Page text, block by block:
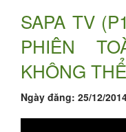
SAPA TV
PHIÊN
KHÔNG
Ngày đăng: 25/12/